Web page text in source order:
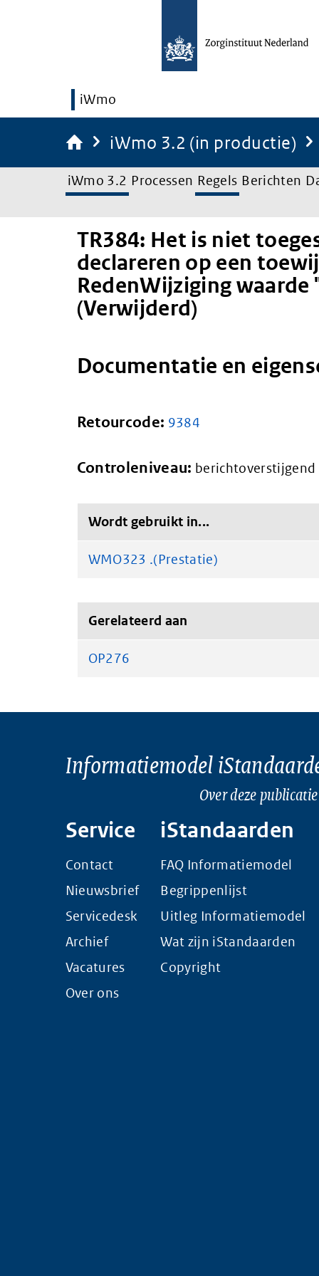
iWmo
iWmo 3.2 (in productie)
iWmo 3.2 Processen Regels Berichten
TR384: Het is niet
declareren op een
RedenWijziging waarde
(Verwijderd)
Documentatie en
Retourcode: 9384
Controleniveau: berichtoverstijgend
Wordt gebruikt in...
WMO323 .(Prestatie)
Gerelateerd aan
OP276
Informatiemodel
Over deze publicatie
Service
Contact
Nieuwsbrief
Servicedesk
Archief
Vacatures
Over ons
iStandaarden
FAQ Informatiemodel
Begrippenlijst
Uitleg Informatiemodel
Wat zijn iStandaarden
Copyright